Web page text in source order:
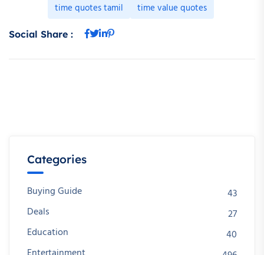
time quotes tamil
time value quotes
Social Share :
Categories
Buying Guide
43
Deals
27
Education
40